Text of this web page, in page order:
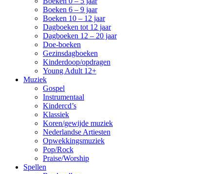
Boeken 6 – 9 jaar
Boeken 10 – 12 jaar
Dagboeken tot 12 jaar
Dagboeken 12 – 20 jaar
Doe-boeken
Gezinsdagboeken
Kinderdoop/opdragen
Young Adult 12+
Muziek
Gospel
Instrumentaal
Kindercd’s
Klassiek
Koren/gewijde muziek
Nederlandse Artiesten
Opwekkingsmuziek
Pop/Rock
Praise/Worship
Spellen